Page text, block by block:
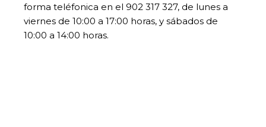
forma teléfonica en el 902 317 327, de lunes a
viernes de 10:00 a 17:00 horas, y sábados de
10:00 a 14:00 horas.